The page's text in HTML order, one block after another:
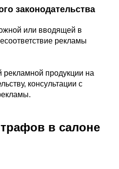
законодательства
или вводящей в
рекламы
продукции на
консультации с
в салоне